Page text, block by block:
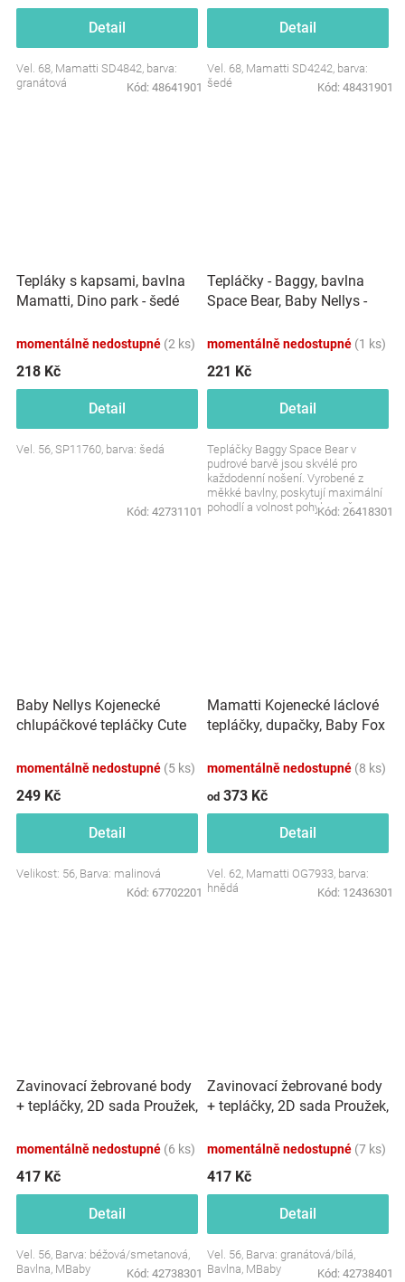
Detail
Vel. 68, Mamatti SD4842, barva:
granátová
Kód: 48641901
Detail
Vel. 68, Mamatti SD4242, barva:
šedé
Kód: 48431901
Tepláky s kapsami, bavlna
Mamatti, Dino park - šedé
momentálně nedostupné (2 ks)
218 Kč
Detail
Vel. 56, SP11760, barva: šedá
Kód: 42731101
Tepláčky - Baggy, bavlna
Space Bear, Baby Nellys -
momentálně nedostupné (1 ks)
221 Kč
Detail
Tepláčky Baggy Space Bear v
pudrové barvě jsou skvélé pro
každodenní nošení. Vyrobené z
měkké bavlny, poskytují maximální
pohodlí a volnost pohybu vašemu
Kód: 26418301
Baby Nellys Kojenecké
chlupáčkové tepláčky Cute
momentálně nedostupné (5 ks)
249 Kč
Detail
Velikost: 56, Barva: malinová
Kód: 67702201
Mamatti Kojenecké láclové
tepláčky, dupačky, Baby Fox
momentálně nedostupné (8 ks)
od 373 Kč
Detail
Vel. 62, Mamatti OG7933, barva:
hnědá
Kód: 12436301
Zavinovací žebrované body
+ tepláčky, 2D sada Proužek,
momentálně nedostupné (6 ks)
417 Kč
Detail
Vel. 56, Barva: béžová/smetanová,
Bavlna, MBaby
Kód: 42738301
Zavinovací žebrované body
+ tepláčky, 2D sada Proužek,
momentálně nedostupné (7 ks)
417 Kč
Detail
Vel. 56, Barva: granátová/bílá,
Bavlna, MBaby
Kód: 42738401